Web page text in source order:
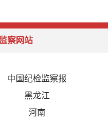
察网站
中国纪检监察报
黑龙江
河南